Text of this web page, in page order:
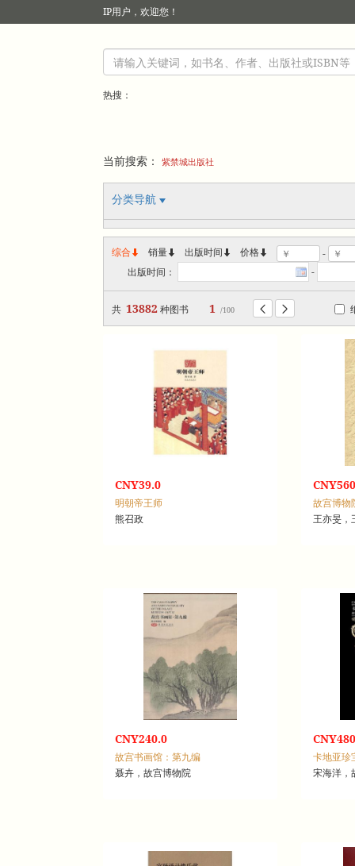
IP用户，欢迎您！
热搜：
当前搜索： 紫禁城出版社
分类导航
综合 销量 出版时间  价格
-
出版时间：
-
共 13882种图书 1 /100  
CNY39.0
明朝帝王师
熊召政
故宫博物
王亦旻，
CNY240.0
故宫书画馆：第九编
聂卉，故宫博物院
卡地亚珍
宋海洋，